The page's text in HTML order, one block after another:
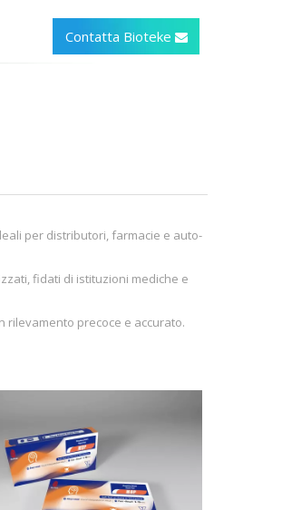
Contatta Bioteke
per distributori, farmacie e auto-
fidati di istituzioni mediche e
rilevamento precoce e accurato.